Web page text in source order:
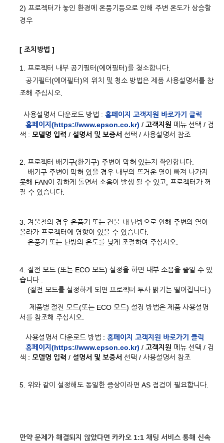
2) 프로젝터가 놓인 환경에 온풍기등으로 인해 주변 온도가 상승할
경우
[ 조치방법 ]
1. 프로젝터 내부 공기필터(에어필터)를 청소합니다.
공기필터(에어필터)의 위치 및 청소 방법은 제품 사용설명서를 참
조해 주십시오.
사용설명서 다운로드 방법 : 홈페이지 고객지원 바로가기 클릭
홈페이지(https://www.epson.co.kr) / 고객지원 메뉴 선택 / 검
색 : 모델명 입력 / 설명서 및 보증서 선택 / 사용설명서 참조
2. 프로젝터 배기구(환기구) 주변이 막혀 있는지 확인합니다.
배기구 주변이 막혀 있을 경우 내부의 뜨거운 열이 빠져 나가지
못해 FAN이 강하게 돌면서 소음이 발생 될 수 있고, 프로젝터가 꺼
질 수 있습니다.
3. 겨울철의 경우 온품기 또는 건물 내 난방으로 인해 주변의 열이
올라가 프로젝터에 영향이 있을 수 있습니다.
온풍기 또는 난방의 온도를 낮게 조절하여 주십시오.
4. 절전 모드 (또는 ECO 모드) 설정을 하면 내부 소음을 줄일 수 있
습니다 .
(절전 모드를 설정하게 되면 프로젝터 투사 밝기는 떨어집니다.)
제품별 절전 모드(또는 ECO 모드) 설정 방법은 제품 사용설명
서를 참조해 주십시오.
사용설명서 다운로드 방법 : 홈페이지 고객지원 바로가기 클릭
홈페이지(https://www.epson.co.kr) / 고객지원 메뉴 선택 / 검
색 : 모델명 입력 / 설명서 및 보증서 선택 / 사용설명서 참조
5. 위와 같이 설정해도 동일한 증상이라면 AS 점검이 필요합니다.
만약 문제가 해결되지 않았다면 카카오 1:1 채팅 서비스 통해 신속